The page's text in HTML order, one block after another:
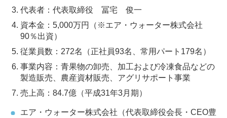
代表者：代表取締役 冨宅 俊一
資本金：5,000万円（※エア・ウォーター株式会社
90％出資）
従業員数：272名（正社員93名、常用パート179名）
事業内容：青果物の卸売、加工および冷凍食品などの
製造販売、農産資材販売、アグリサポート事業
売上高：84.7億（平成31年3月期）
エア・ウォーター株式会社（代表取締役会長・CEO豊